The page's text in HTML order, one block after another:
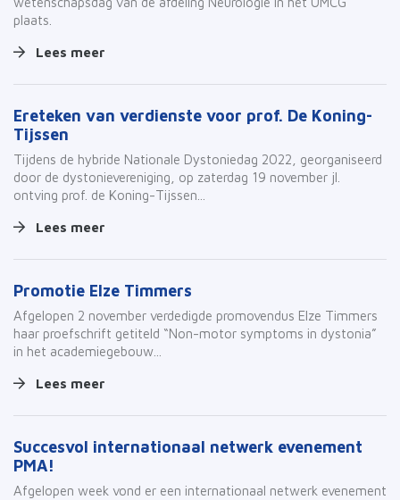
plaats.
Lees meer
Ereteken van verdienste voor prof. De Koning-
Tijssen
Tijdens de hybride Nationale Dystoniedag 2022, georganiseerd
door de dystonievereniging, op zaterdag 19 november jl.
ontving prof. de Koning-Tijssen...
Lees meer
Promotie Elze Timmers
Afgelopen 2 november verdedigde promovendus Elze Timmers
haar proefschrift getiteld “Non-motor symptoms in dystonia”
in het academiegebouw...
Lees meer
Succesvol internationaal netwerk evenement
PMA!
Afgelopen week vond er een internationaal netwerk evenement